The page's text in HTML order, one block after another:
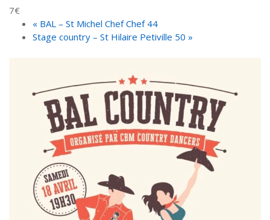
7€
« BAL – St Michel Chef Chef 44
Stage country – St Hilaire Petiville 50»